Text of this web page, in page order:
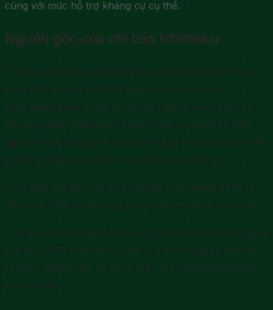
cùng với mức hỗ trợ kháng cự cụ thể.
Nguồn gốc của chỉ báo Ichimoku
Chỉ báo Ichimoku có tên đầy đủ là Ichimoku Kinko Hyo,
được nhà báo người Nhật Satoru Hosoda của tờ
Metropolian xây dựng. Quá trình nghiên cứu và tạo ra
phương pháp phân tích kỹ thuật này vô cùng tốn thời
gian khi mất tới gần 40 năm để ông có thể đưa được một
phương pháp hoàn thiện ra ngoài công chúng.
Thời gian bắt đầu của dự án là vào cuối những 1930 và
đến năm 1968 thì phương pháp này mới được xuất bản.
Trong quá trình nghiên cứu, ông phải nhờ tới sự trợ giúp
của hơn 2000 sinh viên và mất 4, 5 năm ròng rã mới tìm
ra được những con số để có thể tạo ra chỉ báo Ichimoku
hoàn chỉnh.